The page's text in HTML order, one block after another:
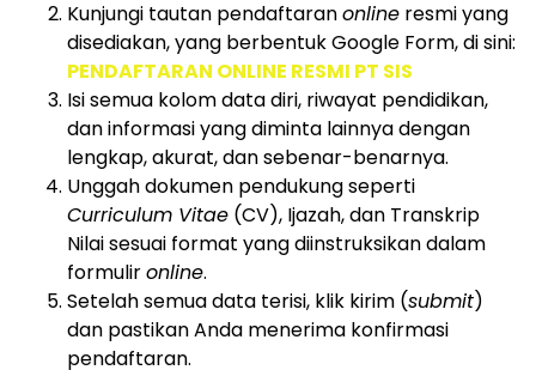
Kunjungi tautan pendaftaranonline resmi yang
disediakan, yang berbentuk Google Form, di sini:
PENDAFTARAN ONLINE RESMI PT SIS
Isi semua kolom data diri, riwayat pendidikan,
dan informasi yang diminta lainnya dengan
lengkap, akurat, dan sebenar-benarnya.
Unggah dokumen pendukung seperti
Curriculum Vitae (CV), Ijazah, dan Transkrip
Nilai sesuai format yang diinstruksikan dalam
formulironline.
Setelah semua data terisi, klik kirim (submit)
dan pastikan Anda menerima konfirmasi
pendaftaran.